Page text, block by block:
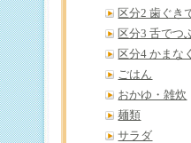
区分2 歯ぐき
区分3 舌でつ
区分4 かまな
ごはん
おかゆ・雑炊
麺類
サラダ